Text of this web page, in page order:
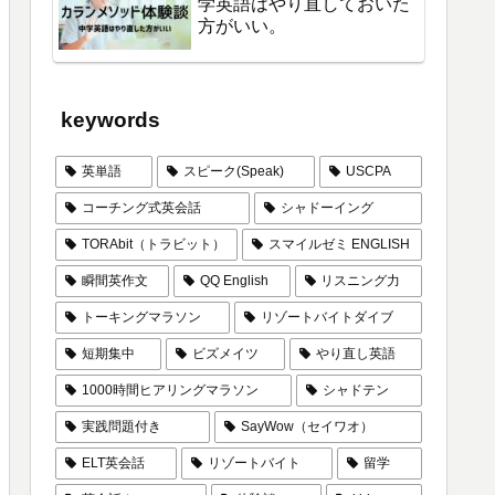
方がいい。
keywords
英単語 スピーク(Speak) USCPA
コーチング式英会話 シャドーイング
TORAbit（トラビット） スマイルゼミ ENGLISH
瞬間英作文 QQ English リスニング力
トーキングマラソン リゾートバイトダイブ
短期集中 ビズメイツ やり直し英語
1000時間ヒアリングマラソン シャドテン
実践問題付き SayWow（セイワオ）
ELT英会話 リゾートバイト 留学